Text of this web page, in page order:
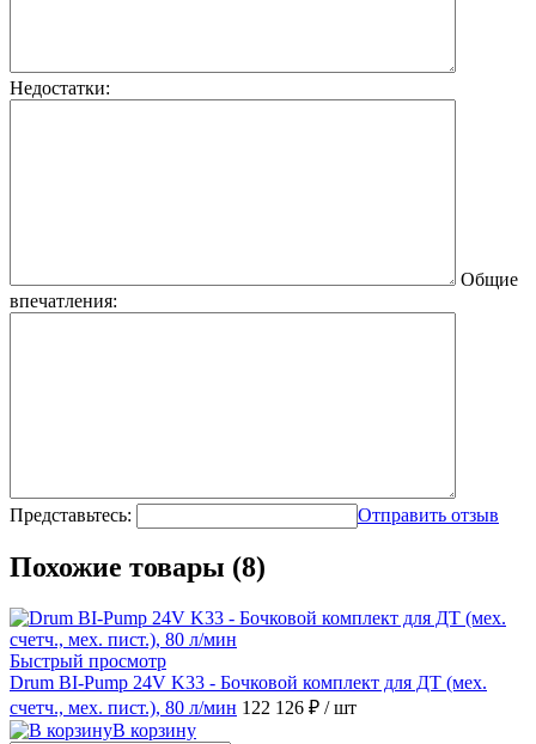
Недостатки:
Общие
впечатления:
Представьтесь: Отправить отзыв
Похожие товары (8)
Быстрый просмотр
Drum BI-Pump 24V K33 - Бочковой комплект для ДТ (мех.
счетч., мех. пист.), 80 л/мин 122 126 ₽ / шт
В корзину